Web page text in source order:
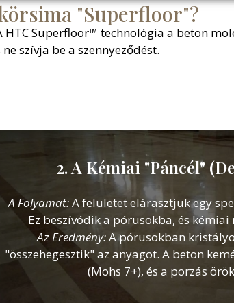
"Superfloor"?
Superfloor™ technológia a beton
szívja be a szennyeződést.
2. A Kémiai "Páncél"
A Folyamat:A felületet elárasztjuk egy
Ez beszívódik a pórusokba, és
Az Eredmény:A pórusokban
"összehegesztik" az anyagot. A beton
(Mohs 7+), és a porzás